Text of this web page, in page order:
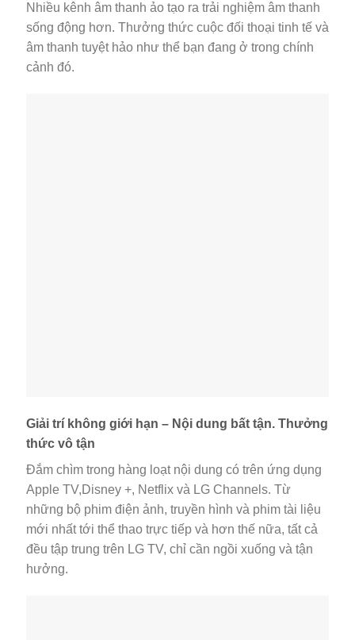
Nhiều kênh âm thanh ảo tạo ra trải nghiệm âm thanh
sống động hơn. Thưởng thức cuộc đối thoại tinh tế và
âm thanh tuyệt hảo như thể bạn đang ở trong chính
cảnh đó.
Giải trí không giới hạn – Nội dung bất tận. Thưởng
thức vô tận
Đắm chìm trong hàng loạt nội dung có trên ứng dụng
Apple TV,Disney +, Netflix và LG Channels. Từ
những bộ phim điện ảnh, truyền hình và phim tài liệu
mới nhất tới thể thao trực tiếp và hơn thế nữa, tất cả
đều tập trung trên LG TV, chỉ cần ngồi xuống và tận
hưởng.